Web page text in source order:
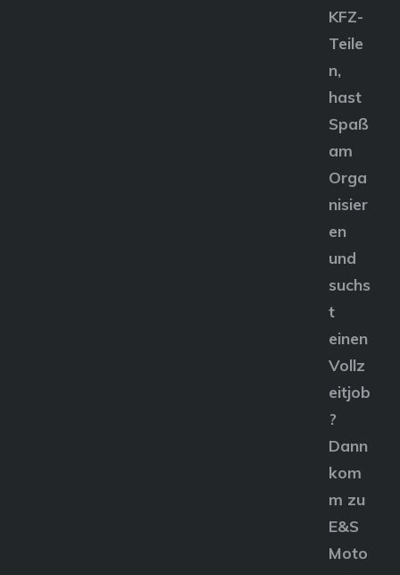
KFZ-
Teile
n,
hast
Spaß
am
Orga
nisier
en
und
suchs
t
einen
Vollz
eitjob
?
Dann
kom
m zu
E&S
Moto